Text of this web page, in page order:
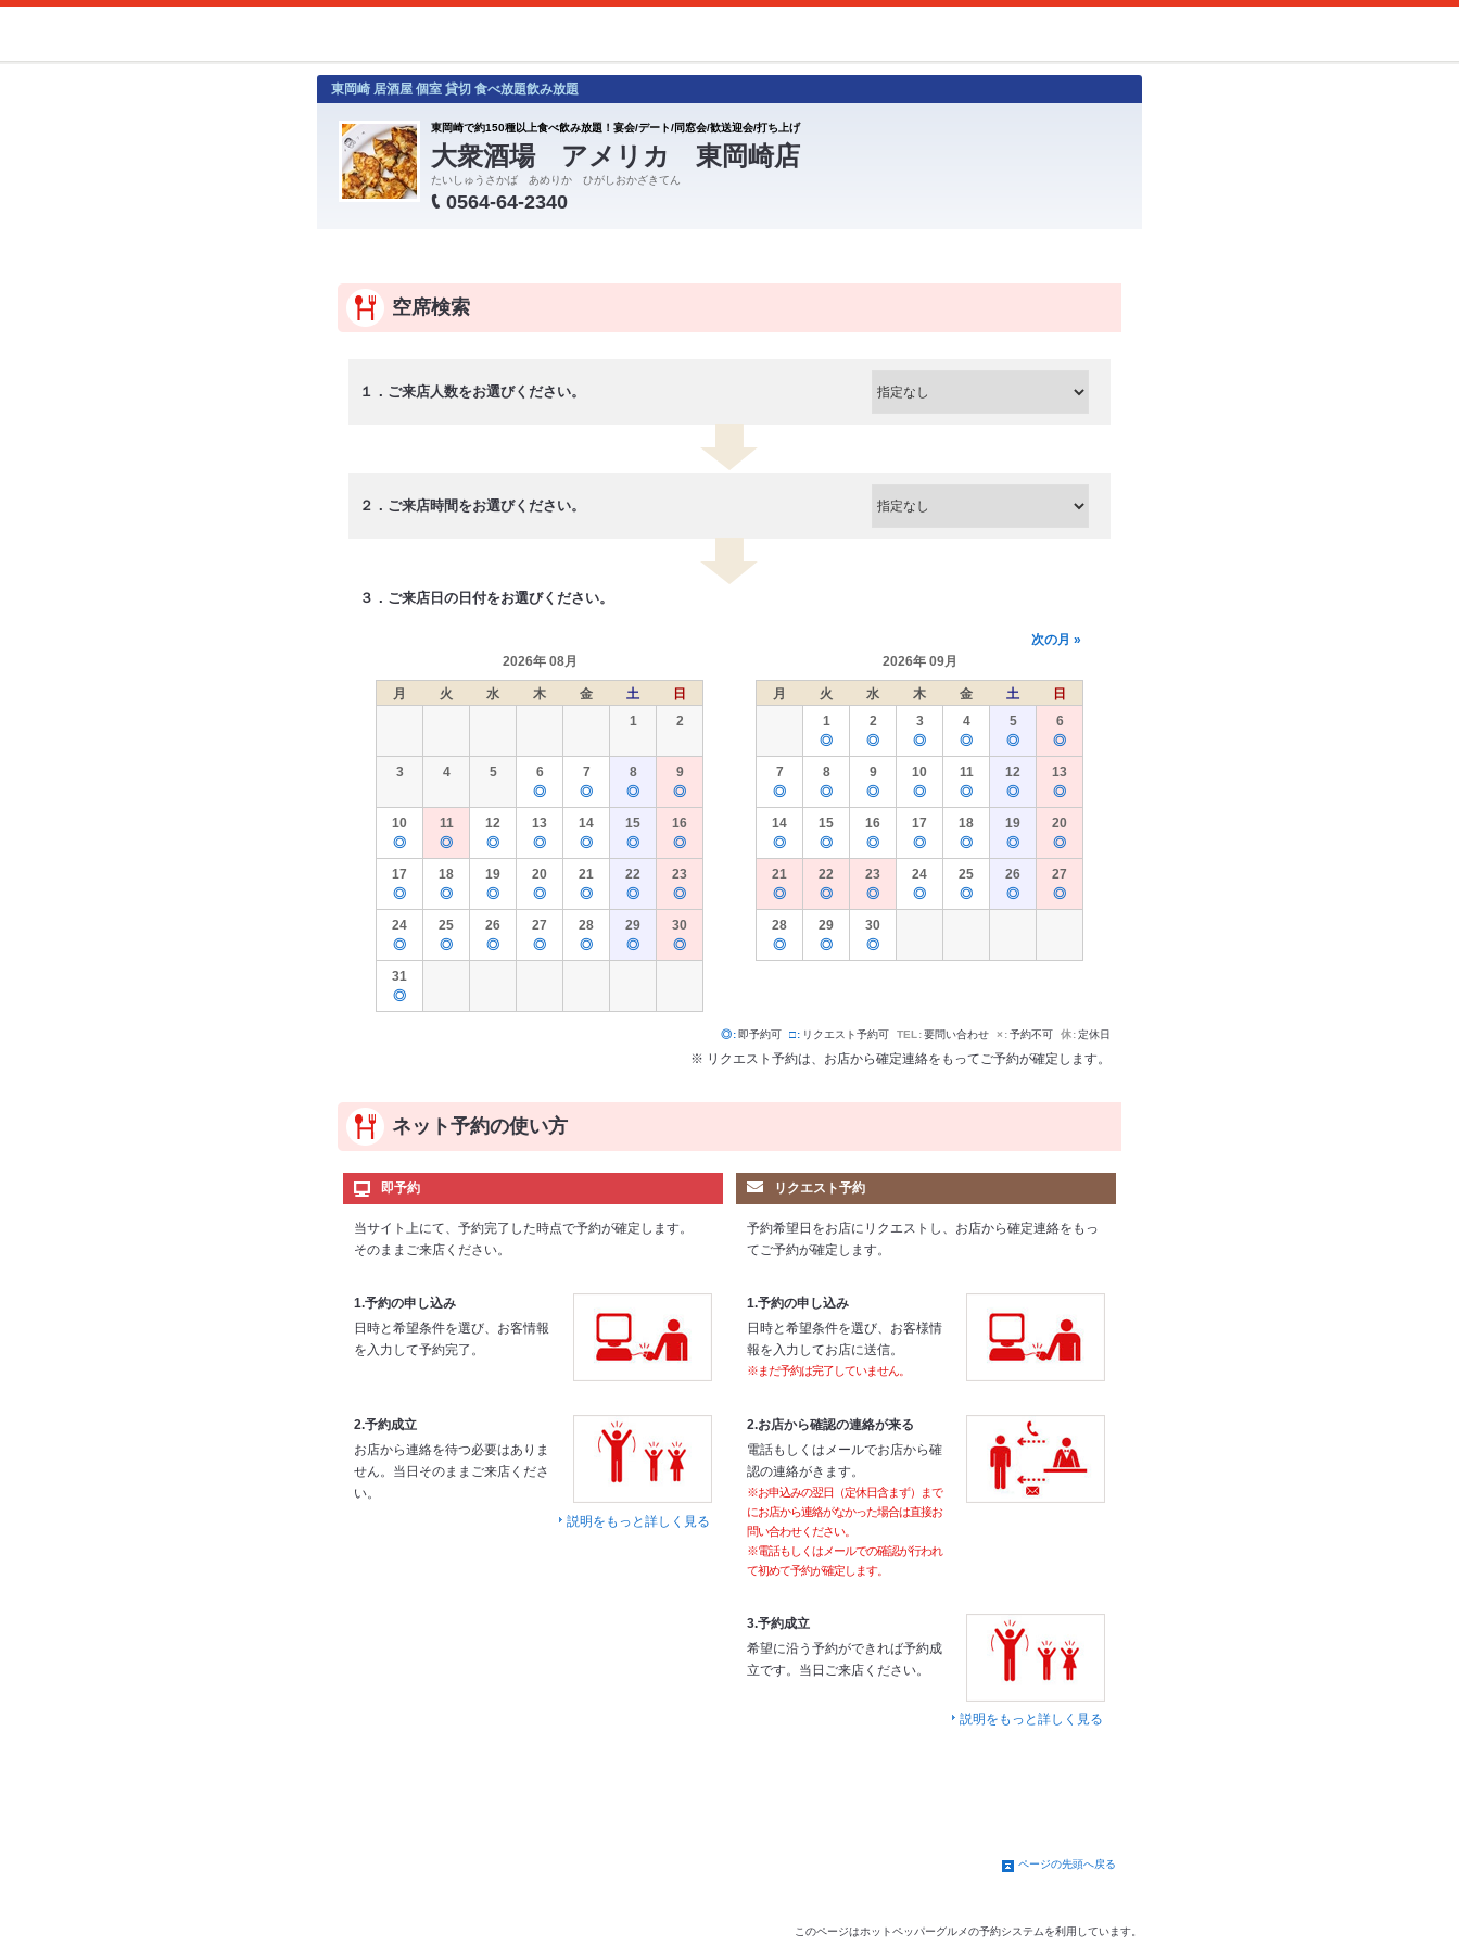
東岡崎 居酒屋 個室 貸切 食べ放題飲み放題
東岡崎で約150種以上食べ飲み放題！宴会/デート/同窓会/歓送迎会/打ち上げ
大衆酒場 アメリカ 東岡崎店
たいしゅうさかば あめりか ひがしおかざきてん
0564-64-2340
空席検索
１．ご来店人数をお選びください。
２．ご来店時間をお選びください。
３．ご来店日の日付をお選びください。
2026年 08月
月 火 水 木 金 土
日
1
2
3 4 5
6
◎
7
◎
8
◎
9
◎
10
◎
11
◎
12
◎
13
◎
14
◎
15
◎
16
◎
17
◎
18
◎
19
◎
20
◎
21
◎
22
◎
23
◎
24
◎
25
◎
26
◎
27
◎
28
◎
29
◎
30
◎
31
◎
2026年 09月
月 火 水 木 金 土
日
1
◎
2
◎
3
◎
4
◎
5
◎
6
◎
7
◎
8
◎
9
◎
10
◎
11
◎
12
◎
13
◎
14
◎
15
◎
16
◎
17
◎
18
◎
19
◎
20
◎
21
◎
22
◎
23
◎
24
◎
25
◎
26
◎
27
◎
28
◎
29
◎
30
◎
次の月 »
◎ 即予約可 □ リクエスト予約可 TEL 要問い合わせ × 予約不可 休 定休日
※ リクエスト予約は、お店から確定連絡をもってご予約が確定します。
ネット予約の使い方
即予約
当サイト上にて、予約完了した時点で予約が確定します。
そのままご来店ください。
1.予約の申し込み
日時と希望条件を選び、お客情報
を入力して予約完了。
2.予約成立
お店から連絡を待つ必要はありま
せん。当日そのままご来店くださ
い。
説明をもっと詳しく見る
リクエスト予約
予約希望日をお店にリクエストし、お店から確定連絡をもっ
てご予約が確定します。
1.予約の申し込み
日時と希望条件を選び、お客様情
報を入力してお店に送信。
※まだ予約は完了していません。
2.お店から確認の連絡が来る
電話もしくはメールでお店から確
認の連絡がきます。
※お申込みの翌日（定休日含まず）まで
にお店から連絡がなかった場合は直接お
問い合わせください。
※電話もしくはメールでの確認が行われ
て初めて予約が確定します。
3.予約成立
希望に沿う予約ができれば予約成
立です。当日ご来店ください。
説明をもっと詳しく見る
ページの先頭へ戻る
このページはホットペッパーグルメの予約システムを利用しています。